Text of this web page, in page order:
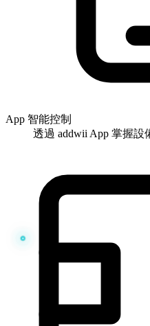
App 智能控制
透過 addwii App 掌握設